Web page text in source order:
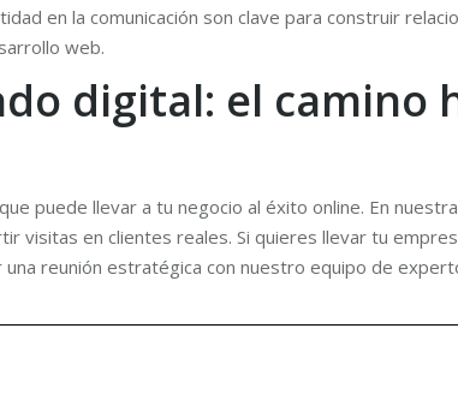
en la comunicación son clave para construir
web.
digital: el camino
puede llevar a tu negocio al éxito online. En
visitas en clientes reales. Si quieres llevar tu
reunión estratégica con nuestro equipo de